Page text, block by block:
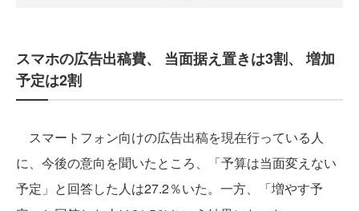
スマホの広告出稿費、 当面据え置きは3割、 増加
予定は2割
スマートフォン向けの広告出稿を現在行っている人
に、今後の意向を聞いたところ、「予算は当面変えない
予定」と回答した人は27.2％いた。一方、「増やす予